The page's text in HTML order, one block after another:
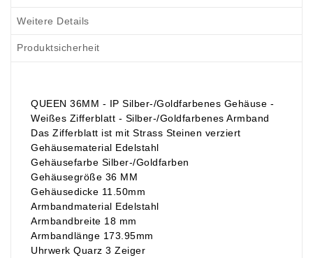
Weitere Details
Produktsicherheit
QUEEN 36MM - IP Silber-/Goldfarbenes Gehäuse -
Weißes Zifferblatt - Silber-/Goldfarbenes Armband
Das Zifferblatt ist mit Strass Steinen verziert
Gehäusematerial Edelstahl
Gehäusefarbe Silber-/Goldfarben
Gehäusegröße 36 MM
Gehäusedicke 11.50mm
Armbandmaterial Edelstahl
Armbandbreite 18 mm
Armbandlänge 173.95mm
Uhrwerk Quarz 3 Zeiger